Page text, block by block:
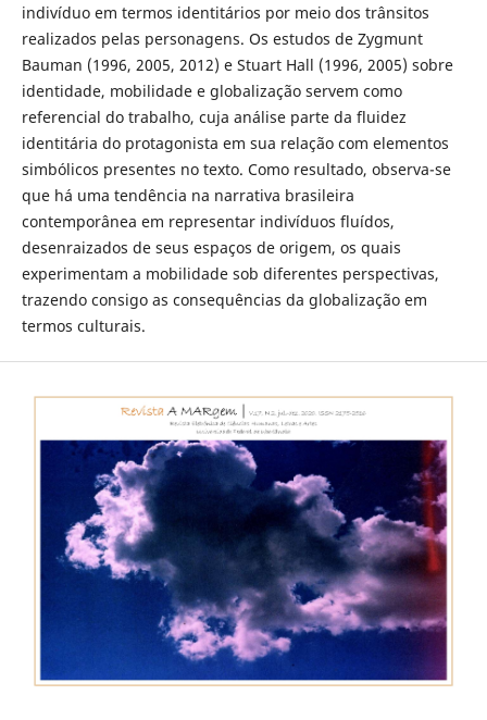
indivíduo em termos identitários por meio dos trânsitos
realizados pelas personagens. Os estudos de Zygmunt
Bauman (1996, 2005, 2012) e Stuart Hall (1996, 2005) sobre
identidade, mobilidade e globalização servem como
referencial do trabalho, cuja análise parte da fluidez
identitária do protagonista em sua relação com elementos
simbólicos presentes no texto. Como resultado, observa-se
que há uma tendência na narrativa brasileira
contemporânea em representar indivíduos fluídos,
desenraizados de seus espaços de origem, os quais
experimentam a mobilidade sob diferentes perspectivas,
trazendo consigo as consequências da globalização em
termos culturais.